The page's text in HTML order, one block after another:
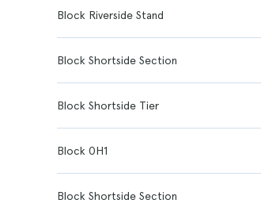
Block Riverside Stand
Block Shortside Section
Block Shortside Tier
Block 0H1
Block Shortside Section